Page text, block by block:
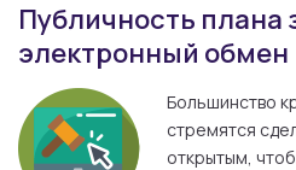
Публичность плана
электронный обмен
Большинство
стремятся
открытым,